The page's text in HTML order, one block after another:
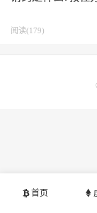
阅读(179)
首页